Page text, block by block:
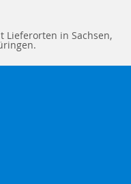
Lieferorten in Sachsen,